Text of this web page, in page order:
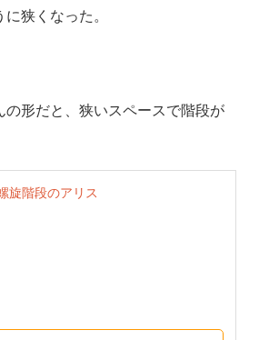
狭くなった。
の形だと、狭いスペースで階段が
旋階段のアリス